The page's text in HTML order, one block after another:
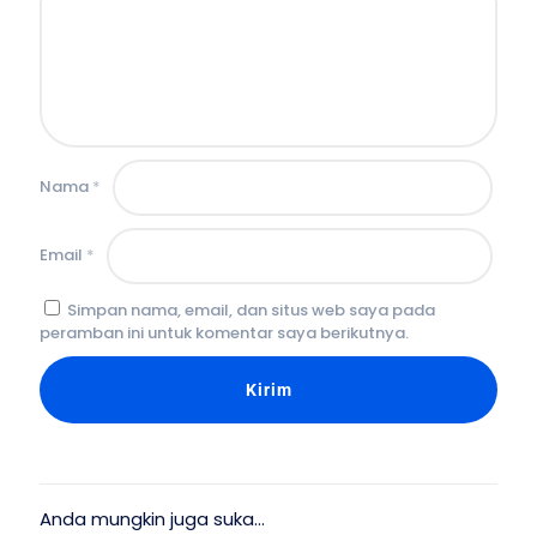
Nama *
Email *
Simpan nama, email, dan situs web saya pada
peramban ini untuk komentar saya berikutnya.
Anda mungkin juga suka…